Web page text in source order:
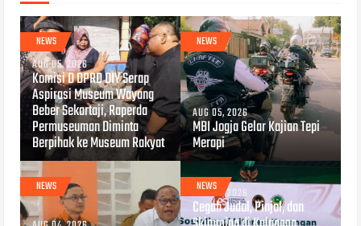
NEWS
AUG 05, 2026
Komisi D DPRD DIY Serap
Aspirasi Museum Wayang
Beber Sekartaji, Raperda
Permuseuman Diminta
Berpihak ke Museum Rakyat
NEWS
AUG 05, 2026
MBI Jogja Gelar Kajian Tepi
Merapi
NEWS NEWS
AUG 04, 2026
Cegah Judol, Pinjol, dan